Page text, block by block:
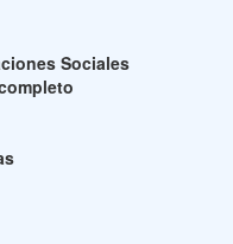
Sociales